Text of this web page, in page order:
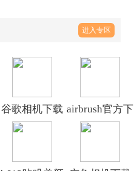
进入专区
谷歌相机下载
安装最新版
airbrush官方下
载v8.12.0